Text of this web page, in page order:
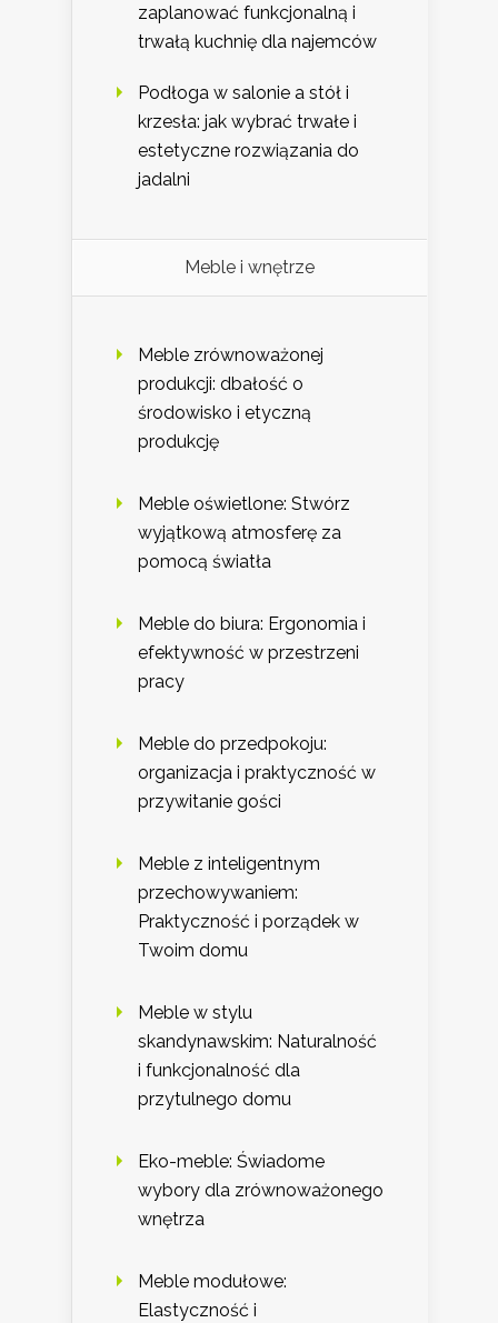
zaplanować funkcjonalną i
trwałą kuchnię dla najemców
Podłoga w salonie a stół i
krzesła: jak wybrać trwałe i
estetyczne rozwiązania do
jadalni
Meble i wnętrze
Meble zrównoważonej
produkcji: dbałość o
środowisko i etyczną
produkcję
Meble oświetlone: Stwórz
wyjątkową atmosferę za
pomocą światła
Meble do biura: Ergonomia i
efektywność w przestrzeni
pracy
Meble do przedpokoju:
organizacja i praktyczność w
przywitanie gości
Meble z inteligentnym
przechowywaniem:
Praktyczność i porządek w
Twoim domu
Meble w stylu
skandynawskim: Naturalność
i funkcjonalność dla
przytulnego domu
Eko-meble: Świadome
wybory dla zrównoważonego
wnętrza
Meble modułowe:
Elastyczność i